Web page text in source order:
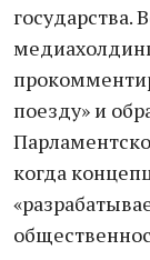
государства.
поезду» и
когда